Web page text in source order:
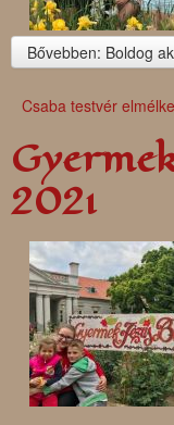
Bővebben: Boldog
Csaba testvér
2021